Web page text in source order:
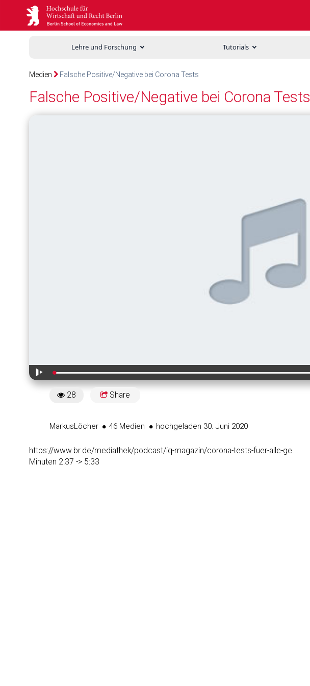
Lehre und Forschung Tutorials
Medien Falsche Positive/Negative bei Corona Tests
Falsche Positive/Negative bei Corona Tests
Wiedergabe Geladen:
100.00%
28 Share
MarkusLöcher 46 Medien hochgeladen 30. Juni 2020
https://www.br.de/mediathek/podcast/iq-magazin/corona-tests-fuer-alle-ge...
Minuten 2:37 -> 5:33